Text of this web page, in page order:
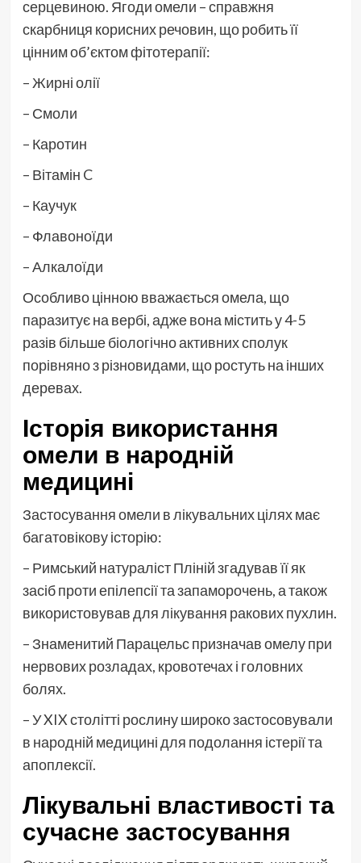
серцевиною. Ягоди омели – справжня
скарбниця корисних речовин, що робить її
цінним об’єктом фітотерапії:
– Жирні олії
– Смоли
– Каротин
– Вітамін C
– Каучук
– Флавоноїди
– Алкалоїди
Особливо цінною вважається омела, що
паразитує на вербі, адже вона містить у 4-5
разів більше біологічно активних сполук
порівняно з різновидами, що ростуть на інших
деревах.
Історія використання
омели в народній
медицині
Застосування омели в лікувальних цілях має
багатовікову історію:
– Римський натураліст Пліній згадував її як
засіб проти епілепсії та запаморочень, а також
використовував для лікування ракових пухлин.
– Знаменитий Парацельс призначав омелу при
нервових розладах, кровотечах і головних
болях.
– У XIX столітті рослину широко застосовували
в народній медицині для подолання істерії та
апоплексії.
Лікувальні властивості та
сучасне застосування